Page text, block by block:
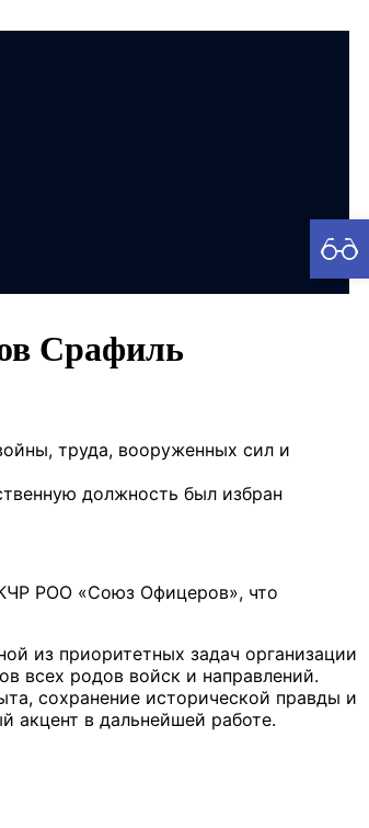
Срафиль
труда, вооруженных сил и
должность был избран
РОО «Союз Офицеров», что
из приоритетных задач организации
всех родов войск и направлений.
сохранение исторической правды и
акцент в дальнейшей работе.